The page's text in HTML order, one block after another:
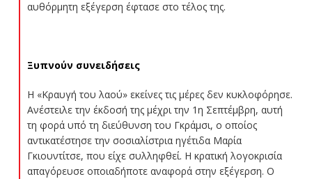
αυθόρμητη εξέγερση έφτασε στο τέλος της.
Ξυπνούν συνειδήσεις
Η «Κραυγή του λαού» εκείνες τις μέρες δεν κυκλοφόρησε.
Ανέστειλε την έκδοσή της μέχρι την 1η Σεπτέμβρη, αυτή
τη φορά υπό τη διεύθυνση του Γκράμσι, ο οποίος
αντικατέστησε την σοσιαλίστρια ηγέτιδα Μαρία
Γκιουντίτσε, που είχε συλληφθεί. Η κρατική λογοκρισία
απαγόρευσε οποιαδήποτε αναφορά στην εξέγερση. Ο